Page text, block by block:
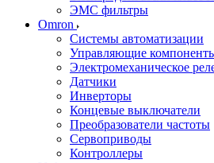
ЭМС фильтры
Omron
Системы автоматизации
Управляющие
Электромеханическое
Датчики
Инверторы
Концевые выключатели
Преобразователи частоты
Сервоприводы
Контроллеры